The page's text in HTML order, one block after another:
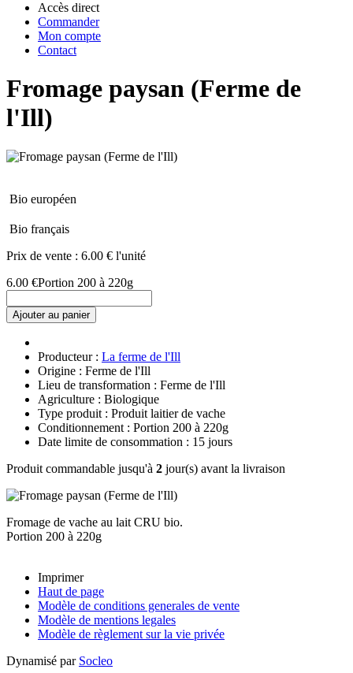
Accès direct
Commander
Mon compte
Contact
Fromage paysan (Ferme de
l'Ill)
Bio européen
Bio français
Prix de vente : 6.00 € l'unité
6.00 €Portion 200 à 220g
Ajouter au panier
Producteur : La ferme de l'Ill
Origine : Ferme de l'Ill
Lieu de transformation : Ferme de l'Ill
Agriculture : Biologique
Type produit : Produit laitier de vache
Conditionnement : Portion 200 à 220g
Date limite de consommation : 15 jours
Produit commandable jusqu'à 2 jour(s) avant la livraison
Fromage de vache au lait CRU bio.
Portion 200 à 220g
Imprimer
Haut de page
Modèle de conditions generales de vente
Modèle de mentions legales
Modèle de règlement sur la vie privée
Dynamisé par Socleo